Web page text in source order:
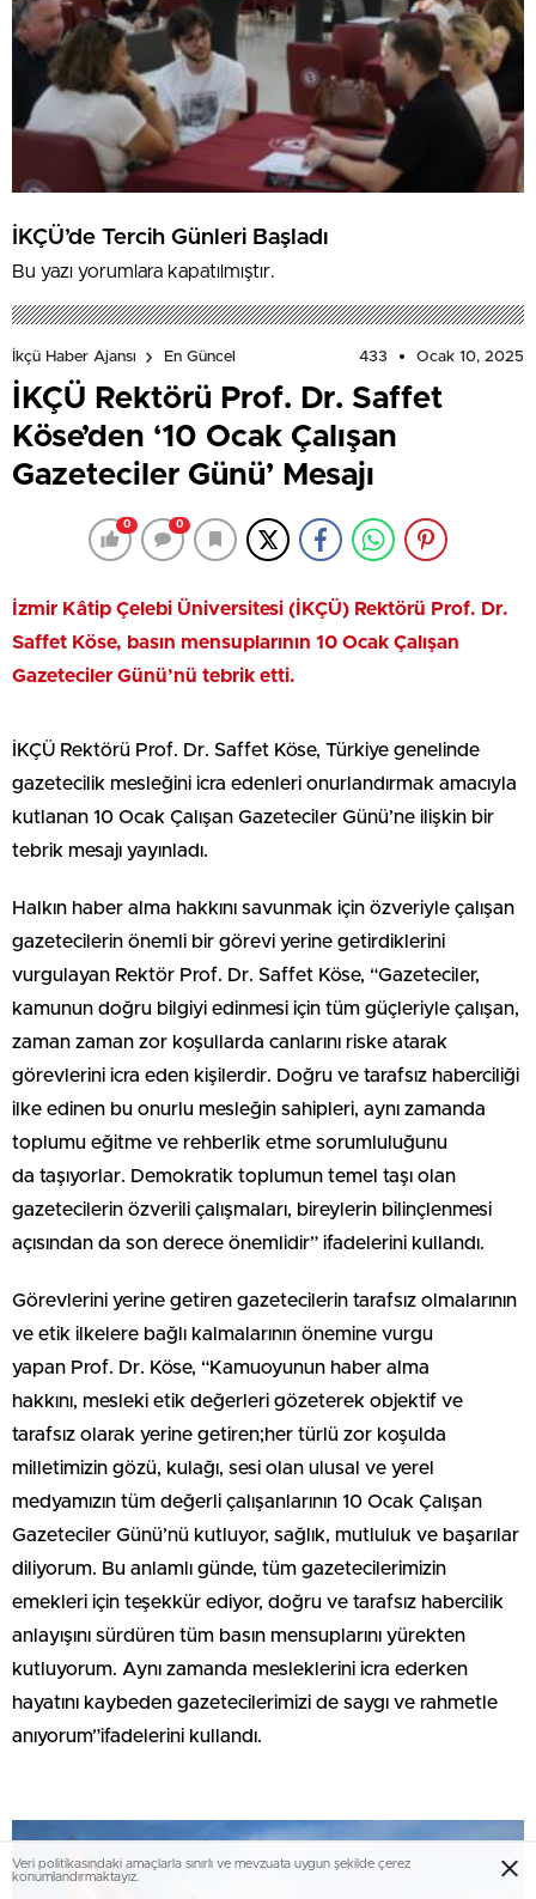
İKÇÜ’de Tercih Günleri Başladı
Bu yazı yorumlara kapatılmıştır.
İkçü Haber Ajansı En Güncel 433 Ocak 10, 2025
İKÇÜ Rektörü Prof. Dr. Saffet
Köse’den ‘10 Ocak Çalışan
Gazeteciler Günü’ Mesajı
0 0
İzmir Kâtip Çelebi Üniversitesi (İKÇÜ) Rektörü Prof. Dr.
Saffet Köse, basın mensuplarının 10 Ocak Çalışan
Gazeteciler Günü’nü tebrik etti.
İKÇÜ Rektörü Prof. Dr. Saffet Köse, Türkiye genelinde
gazetecilik mesleğini icra edenleri onurlandırmak amacıyla
kutlanan 10 Ocak Çalışan Gazeteciler Günü’ne ilişkin bir
tebrik mesajı yayınladı.
Halkın haber alma hakkını savunmak için özveriyle çalışan
gazetecilerin önemli bir görevi yerine getirdiklerini
vurgulayan Rektör Prof. Dr. Saffet Köse, “Gazeteciler,
kamunun doğru bilgiyi edinmesi için tüm güçleriyle çalışan,
zaman zaman zor koşullarda canlarını riske atarak
görevlerini icra eden kişilerdir. Doğru ve tarafsız haberciliği
ilke edinen bu onurlu mesleğin sahipleri, aynı zamanda
toplumu eğitme ve rehberlik etme sorumluluğunu
da taşıyorlar. Demokratik toplumun temel taşı olan
gazetecilerin özverili çalışmaları, bireylerin bilinçlenmesi
açısından da son derece önemlidir” ifadelerini kullandı.
Görevlerini yerine getiren gazetecilerin tarafsız olmalarının
ve etik ilkelere bağlı kalmalarının önemine vurgu
yapan Prof. Dr. Köse, “Kamuoyunun haber alma
hakkını, mesleki etik değerleri gözeterek objektif ve
tarafsız olarak yerine getiren;her türlü zor koşulda
milletimizin gözü, kulağı, sesi olan ulusal ve yerel
medyamızın tüm değerli çalışanlarının 10 Ocak Çalışan
Gazeteciler Günü’nü kutluyor, sağlık, mutluluk ve başarılar
diliyorum. Bu anlamlı günde, tüm gazetecilerimizin
emekleri için teşekkür ediyor, doğru ve tarafsız habercilik
anlayışını sürdüren tüm basın mensuplarını yürekten
kutluyorum. Aynı zamanda mesleklerini icra ederken
hayatını kaybeden gazetecilerimizi de saygı ve rahmetle
anıyorum”ifadelerini kullandı.
Veri politikasındaki amaçlarla sınırlı ve mevzuata uygun şekilde çerez
konumlandırmaktayız.